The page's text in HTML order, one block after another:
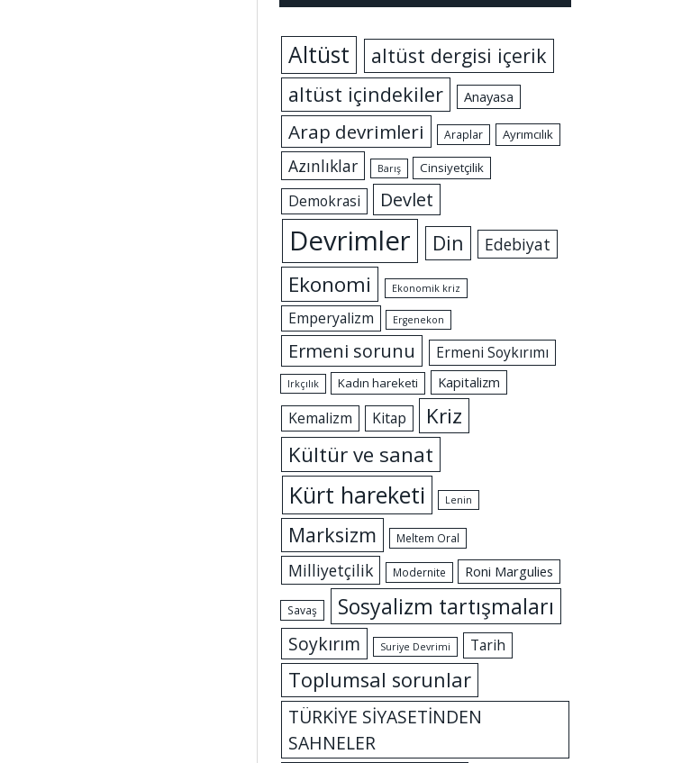
Altüst
altüst dergisi içerik
altüst içindekiler
Anayasa
Arap devrimleri Araplar Ayrımcılık
Azınlıklar Barış Cinsiyetçilik
Demokrasi Devlet
Devrimler Din Edebiyat
Ekonomi Ekonomik kriz
Emperyalizm Ergenekon
Ermeni sorunu Ermeni Soykırımı
Irkçılık Kadın hareketi Kapitalizm
Kemalizm Kitap
Kriz
Kültür ve sanat
Kürt hareketi Lenin
Marksizm Meltem Oral
Milliyetçilik Modernite Roni Margulies
Savaş Sosyalizm tartışmaları
Soykırım Suriye Devrimi Tarih
Toplumsal sorunlar
TÜRKİYE SİYASETİNDEN
SAHNELER